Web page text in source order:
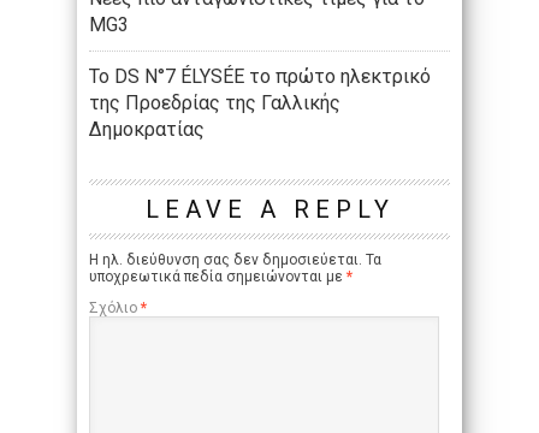
MG3
Το DS N°7 ÉLYSÉE το πρώτο ηλεκτρικό
της Προεδρίας της Γαλλικής
Δημοκρατίας
LEAVE A REPLY
Η ηλ. διεύθυνση σας δεν δημοσιεύεται. Τα
υποχρεωτικά πεδία σημειώνονται με *
Σχόλιο *